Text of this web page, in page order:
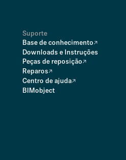
Suporte
Base de conhecimento
Downloads e Instruções
Peças de reposição
Reparos
Centro de ajuda
BIMobject